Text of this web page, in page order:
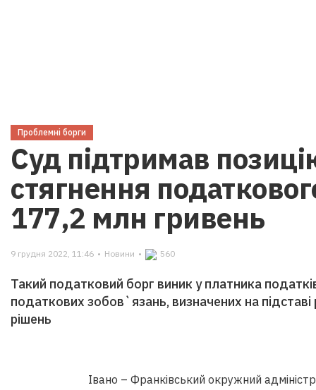
Проблемні борги
Суд підтримав
стягнення
177,2 млн гривень
9 грудня 2022, 11:46 • Новини • 560
Такий податковий борг виник у платника
податкових зобов`язань, визначених на
рішень
Івано – Франківський окружний